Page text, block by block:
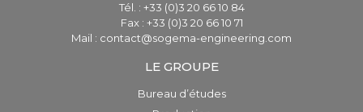
Tél. : +33 (0)3 20 66 10 84
Fax : +33 (0)3 20 66 10 71
Mail : contact@sogema-engineering.com
LE GROUPE
Bureau d’études